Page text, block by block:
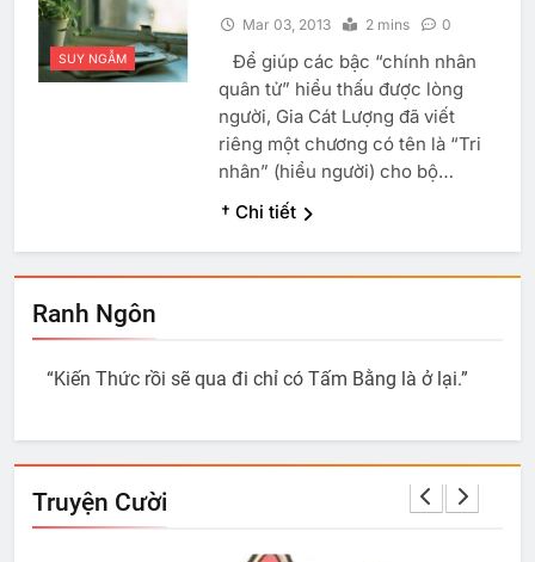
Ranh Ngôn
“Kiến Thức rồi sẽ qua đi chỉ có Tấm Bằng là ở lại.”
Truyện Cười
SUY NGẪM
Mar 03, 2013 2 mins 0
Để giúp các bậc “chính nhân
quân tử” hiểu thấu được lòng
người, Gia Cát Lượng đã viết
riêng một chương có tên là “Tri
nhân” (hiểu người) cho bộ…
† Chi tiết